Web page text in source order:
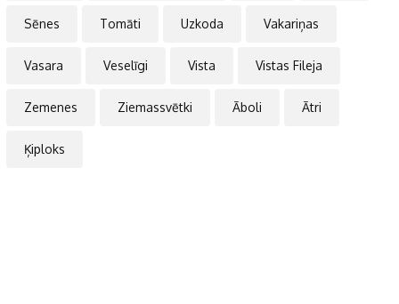
Sēnes Tomāti Uzkoda Vakariņas
Vasara Veselīgi Vista Vistas Fileja
Zemenes Ziemassvētki Āboli Ātri
Ķiploks